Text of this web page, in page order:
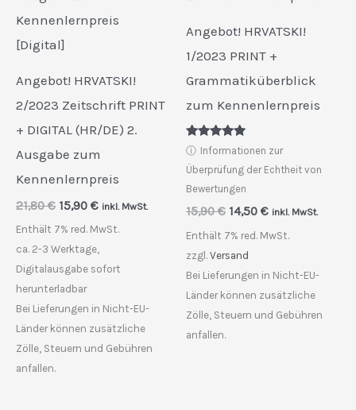
Angebot! HRVATSKI!
2/2023 Zeitschrift PRINT
+ DIGITAL (HR/DE) 2.
Ausgabe zum
Kennenlernpreis
21,80€ Ursprünglicher
war:
21,80 €
15,90 €Aktueller
ist:
15,90 €.
inkl. MwSt.
Enthält 7% red. MwSt.
ca. 2-3 Werktage,
Digitalausgabe sofort
herunterladbar
Bei Lieferungen in Nicht-EU-
Länder können zusätzliche
Zölle, Steuern und Gebühren
anfallen.
Angebot! HRVATSKI!
1/2023 PRINT +
Grammatiküberblick
zum Kennenlernpreis
Bewertet
mit
5.00
ⓘ Informationen zur
Überprüfung der Echtheit von
Bewertungen
15,90€ Ursprünglicher
war:
15,90 €
14,50 €Aktueller
ist:
inkl. MwSt.
Enthält 7% red. MwSt.
zzgl. Versand
Bei Lieferungen in Nicht-EU-
Länder können zusätzliche
Zölle, Steuern und Gebühren
anfallen.